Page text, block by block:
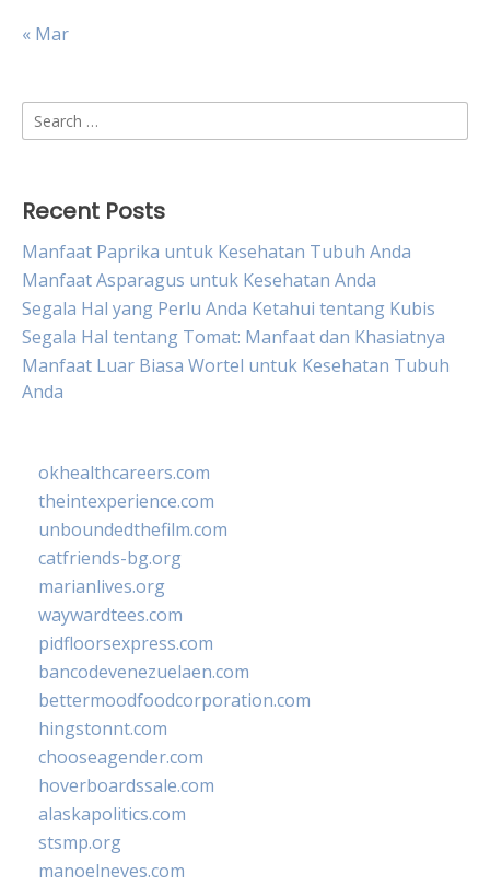
« Mar
Search
for:
Recent Posts
Manfaat Paprika untuk Kesehatan Tubuh Anda
Manfaat Asparagus untuk Kesehatan Anda
Segala Hal yang Perlu Anda Ketahui tentang Kubis
Segala Hal tentang Tomat: Manfaat dan Khasiatnya
Manfaat Luar Biasa Wortel untuk Kesehatan Tubuh
Anda
okhealthcareers.com
theintexperience.com
unboundedthefilm.com
catfriends-bg.org
marianlives.org
waywardtees.com
pidfloorsexpress.com
bancodevenezuelaen.com
bettermoodfoodcorporation.com
hingstonnt.com
chooseagender.com
hoverboardssale.com
alaskapolitics.com
stsmp.org
manoelneves.com